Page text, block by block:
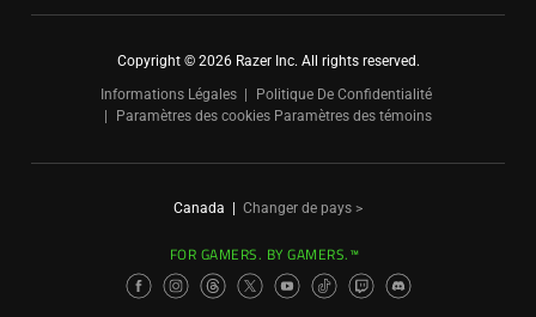
Copyright © 2026 Razer Inc. All rights reserved.
Informations Légales
Politique De Confidentialité
Paramètres des cookies Paramètres des témoins
Canada Changer de pays >
FOR GAMERS. BY GAMERS.™